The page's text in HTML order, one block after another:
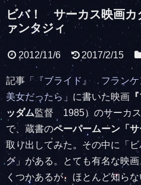
ビバ！ サーカス映画
ァンタジィ
2012/11/6 2017/2/15
記事 「『ブライド』 フラン
美女だったら」 に書いた映画
ッダム監督 1985）のサーカ
で、蔵書のペーパームーン「サ
取り出してみた。その中に「
グ」がある。とても有名な映
くつかあるが、ほとんど知ら